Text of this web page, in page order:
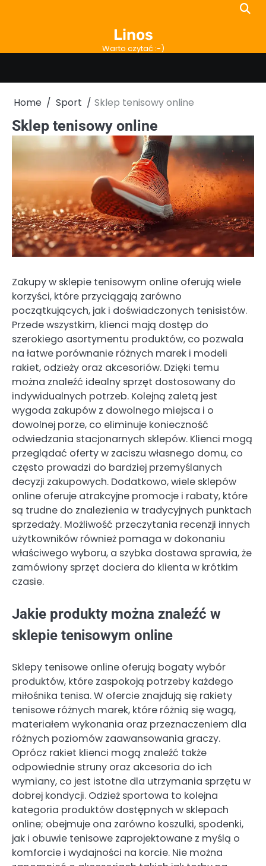
Linos
Warto czytać :-)
Home Sport Sklep tenisowy online
Sklep tenisowy online
Zakupy w sklepie tenisowym online oferują wiele
korzyści, które przyciągają zarówno
początkujących, jak i doświadczonych tenisistów.
Przede wszystkim, klienci mają dostęp do
szerokiego asortymentu produktów, co pozwala
na łatwe porównanie różnych marek i modeli
rakiet, odzieży oraz akcesoriów. Dzięki temu
można znaleźć idealny sprzęt dostosowany do
indywidualnych potrzeb. Kolejną zaletą jest
wygoda zakupów z dowolnego miejsca i o
dowolnej porze, co eliminuje konieczność
odwiedzania stacjonarnych sklepów. Klienci mogą
przeglądać oferty w zaciszu własnego domu, co
często prowadzi do bardziej przemyślanych
decyzji zakupowych. Dodatkowo, wiele sklepów
online oferuje atrakcyjne promocje i rabaty, które
są trudne do znalezienia w tradycyjnych punktach
sprzedaży. Możliwość przeczytania recenzji innych
użytkowników również pomaga w dokonaniu
właściwego wyboru, a szybka dostawa sprawia, że
zamówiony sprzęt dociera do klienta w krótkim
czasie.
Jakie produkty można znaleźć w
sklepie tenisowym online
Sklepy tenisowe online oferują bogaty wybór
produktów, które zaspokoją potrzeby każdego
miłośnika tenisa. W ofercie znajdują się rakiety
tenisowe różnych marek, które różnią się wagą,
materiałem wykonania oraz przeznaczeniem dla
różnych poziomów zaawansowania graczy.
Oprócz rakiet klienci mogą znaleźć także
odpowiednie struny oraz akcesoria do ich
wymiany, co jest istotne dla utrzymania sprzętu w
dobrej kondycji. Odzież sportowa to kolejna
kategoria produktów dostępnych w sklepach
online; obejmuje ona zarówno koszulki, spodenki,
jak i obuwie tenisowe zaprojektowane z myślą o
komforcie i wydajności na korcie. Nie można